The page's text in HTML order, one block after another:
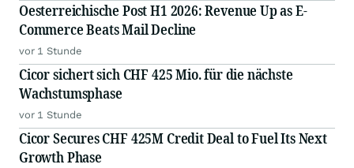
Oesterreichische Post H1 2026: Revenue Up as E-
Commerce Beats Mail Decline
vor 1 Stunde
Cicor sichert sich CHF 425 Mio. für die nächste
Wachstumsphase
vor 1 Stunde
Cicor Secures CHF 425M Credit Deal to Fuel Its Next
Growth Phase